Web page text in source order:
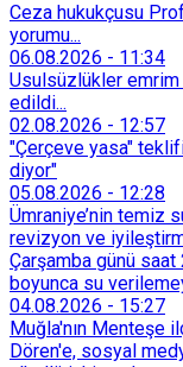
Ceza hukukçusu
yorumu...
06.08.2026 - 11:34
Usulsüzlükler
edildi...
02.08.2026 - 12:57
"Çerçeve yasa"
diyor"
05.08.2026 - 12:28
Ümraniye’nin temiz
revizyon ve
Çarşamba günü
boyunca su
04.08.2026 - 15:27
Muğla'nın Menteşe
Dören'e, sosyal